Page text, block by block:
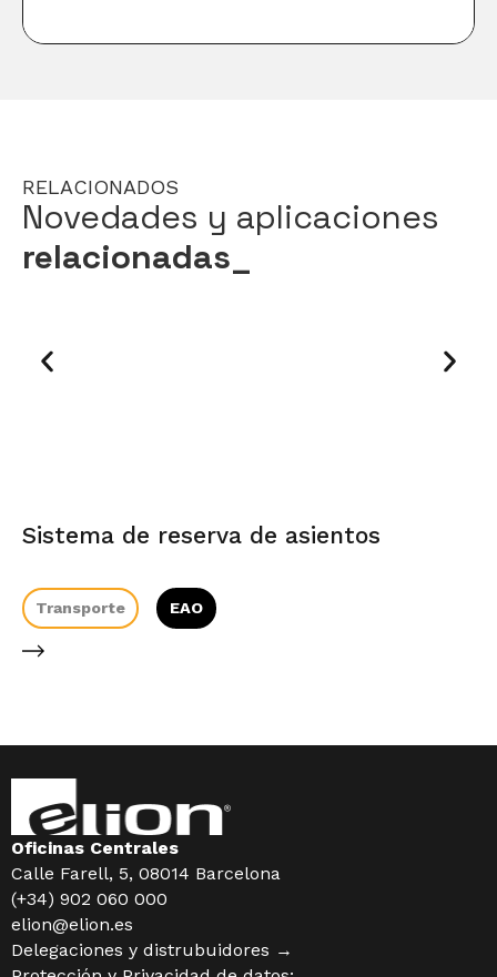
RELACIONADOS
Novedades y aplicaciones
relacionadas_
Sistema de reserva de asientos
Transporte EAO
Oficinas Centrales
Calle Farell, 5, 08014 Barcelona
(+34) 902 060 000
elion@elion.es
Delegaciones y distrubuidores →